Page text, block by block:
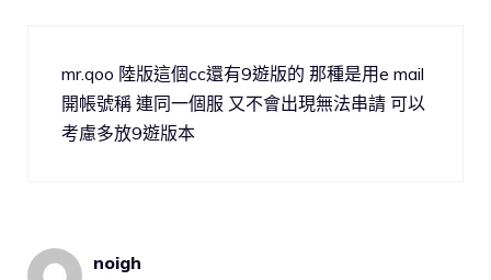
mr.qoo 陸版這個cc還有9遊版的 那種是用e mail
開帳號稱 連同一個服 又不會出現無法串請 可以
考慮多放9遊版本
noigh